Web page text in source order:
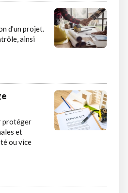
d'un projet.
ainsi
protéger
et
ou vice